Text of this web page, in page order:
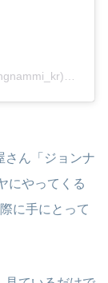
さん「ジョンナ
にやってくる
に手にとって